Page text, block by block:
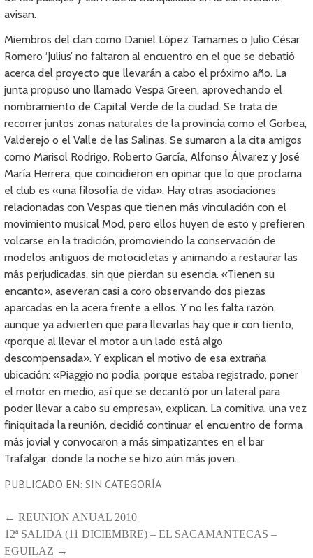
avisan.
Miembros del clan como Daniel López Tamames o Julio César
Romero ‘Julius’ no faltaron al encuentro en el que se debatió
acerca del proyecto que llevarán a cabo el próximo año. La
junta propuso uno llamado Vespa Green, aprovechando el
nombramiento de Capital Verde de la ciudad. Se trata de
recorrer juntos zonas naturales de la provincia como el Gorbea,
Valderejo o el Valle de las Salinas. Se sumaron a la cita amigos
como Marisol Rodrigo, Roberto García, Alfonso Álvarez y José
María Herrera, que coincidieron en opinar que lo que proclama
el club es «una filosofía de vida». Hay otras asociaciones
relacionadas con Vespas que tienen más vinculación con el
movimiento musical Mod, pero ellos huyen de esto y prefieren
volcarse en la tradición, promoviendo la conservación de
modelos antiguos de motocicletas y animando a restaurar las
más perjudicadas, sin que pierdan su esencia. «Tienen su
encanto», aseveran casi a coro observando dos piezas
aparcadas en la acera frente a ellos. Y no les falta razón,
aunque ya advierten que para llevarlas hay que ir con tiento,
«porque al llevar el motor a un lado está algo
descompensada». Y explican el motivo de esa extraña
ubicación: «Piaggio no podía, porque estaba registrado, poner
el motor en medio, así que se decantó por un lateral para
poder llevar a cabo su empresa», explican. La comitiva, una vez
finiquitada la reunión, decidió continuar el encuentro de forma
más jovial y convocaron a más simpatizantes en el bar
Trafalgar, donde la noche se hizo aún más joven.
PUBLICADO EN:SIN CATEGORÍA
NAVEGACIÓN
DE
← REUNION ANUAL 2010
12ª SALIDA (11 DICIEMBRE) – EL SACAMANTECAS –
EGUILAZ →